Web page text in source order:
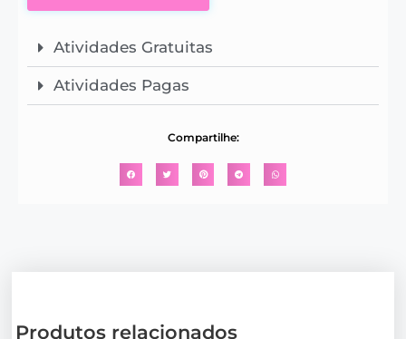
Atividades Gratuitas
Atividades Pagas
Compartilhe:
Produtos relacionados